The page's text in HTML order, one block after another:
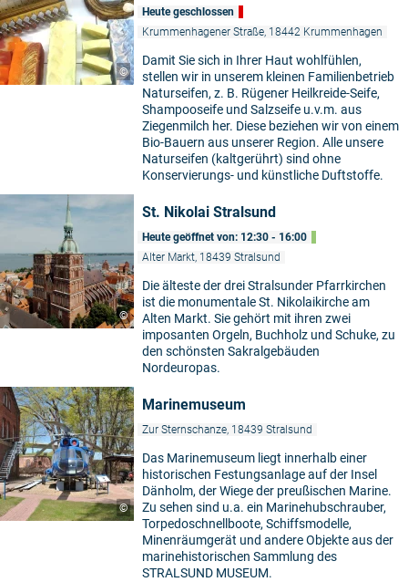
©
Heute geschlossen
Krummenhagener Straße, 18442 Krummenhagen
Damit Sie sich in Ihrer Haut wohlfühlen,
stellen wir in unserem kleinen Familienbetrieb
Naturseifen, z. B. Rügener Heilkreide-Seife,
Shampooseife und Salzseife u.v.m. aus
Ziegenmilch her. Diese beziehen wir von einem
Bio-Bauern aus unserer Region. Alle unsere
Naturseifen (kaltgerührt) sind ohne
Konservierungs- und künstliche Duftstoffe.
©
St. Nikolai Stralsund
Heute geöffnet von: 12:30 - 16:00
Alter Markt, 18439 Stralsund
Die älteste der drei Stralsunder Pfarrkirchen
ist die monumentale St. Nikolaikirche am
Alten Markt. Sie gehört mit ihren zwei
imposanten Orgeln, Buchholz und Schuke, zu
den schönsten Sakralgebäuden
Nordeuropas.
©
Marinemuseum
Zur Sternschanze, 18439 Stralsund
Das Marinemuseum liegt innerhalb einer
historischen Festungsanlage auf der Insel
Dänholm, der Wiege der preußischen Marine.
Zu sehen sind u.a. ein Marinehubschrauber,
Torpedoschnellboote, Schiffsmodelle,
Minenräumgerät und andere Objekte aus der
marinehistorischen Sammlung des
STRALSUND MUSEUM.